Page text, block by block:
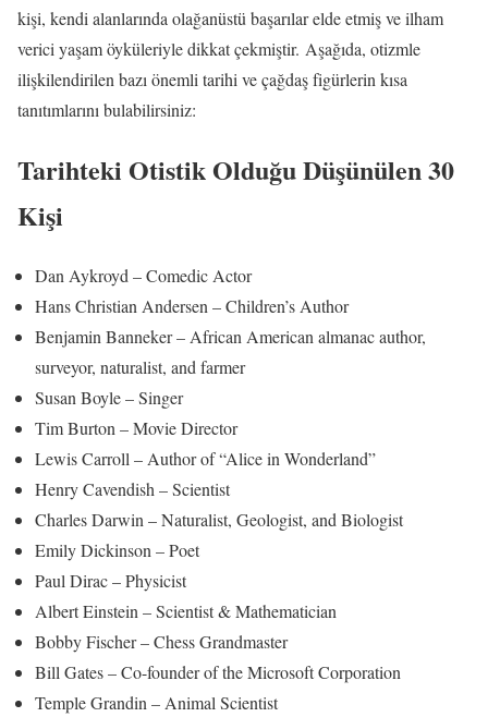
kişi, kendi alanlarında olağanüstü başarılar elde etmiş ve ilham
verici yaşam öyküleriyle dikkat çekmiştir. Aşağıda, otizmle
ilişkilendirilen bazı önemli tarihi ve çağdaş figürlerin kısa
tanıtımlarını bulabilirsiniz:
Tarihteki Otistik Olduğu Düşünülen 30
Kişi
Dan Aykroyd – Comedic Actor
Hans Christian Andersen – Children’s Author
Benjamin Banneker – African American almanac author,
surveyor, naturalist, and farmer
Susan Boyle – Singer
Tim Burton – Movie Director
Lewis Carroll – Author of “Alice in Wonderland”
Henry Cavendish – Scientist
Charles Darwin – Naturalist, Geologist, and Biologist
Emily Dickinson – Poet
Paul Dirac – Physicist
Albert Einstein – Scientist & Mathematician
Bobby Fischer – Chess Grandmaster
Bill Gates – Co-founder of the Microsoft Corporation
Temple Grandin – Animal Scientist